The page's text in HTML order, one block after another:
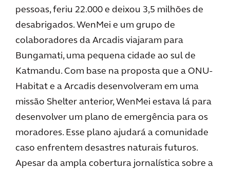
pessoas, feriu 22.000 e deixou 3,5 milhões de
desabrigados. WenMei e um grupo de
colaboradores da Arcadis viajaram para
Bungamati, uma pequena cidade ao sul de
Katmandu. Com base na proposta que a ONU-
Habitat e a Arcadis desenvolveram em uma
missão Shelter anterior, WenMei estava lá para
desenvolver um plano de emergência para os
moradores. Esse plano ajudará a comunidade
caso enfrentem desastres naturais futuros.
Apesar da ampla cobertura jornalística sobre a